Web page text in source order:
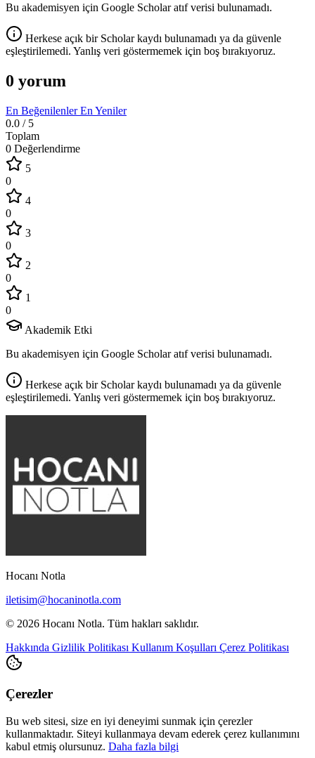
Bu akademisyen için Google Scholar atıf verisi bulunamadı.
Herkese açık bir Scholar kaydı bulunamadı ya da güvenle
eşleştirilemedi. Yanlış veri göstermemek için boş bırakıyoruz.
0 yorum
En BeğenilenlerEn Yeniler
0.0 / 5
Toplam
0 Değerlendirme
5
0
4
0
3
0
2
0
1
0
Akademik Etki
Bu akademisyen için Google Scholar atıf verisi bulunamadı.
Herkese açık bir Scholar kaydı bulunamadı ya da güvenle
eşleştirilemedi. Yanlış veri göstermemek için boş bırakıyoruz.
Hocanı Notla
iletisim@hocaninotla.com
© 2026 Hocanı Notla. Tüm hakları saklıdır.
Hakkında Gizlilik Politikası Kullanım Koşulları Çerez Politikası
Çerezler
Bu web sitesi, size en iyi deneyimi sunmak için çerezler
kullanmaktadır. Siteyi kullanmaya devam ederek çerez kullanımını
kabul etmiş olursunuz. Daha fazla bilgi